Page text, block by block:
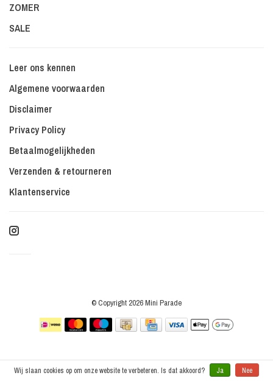
ZOMER
SALE
Leer ons kennen
Algemene voorwaarden
Disclaimer
Privacy Policy
Betaalmogelijkheden
Verzenden & retourneren
Klantenservice
© Copyright 2026 Mini Parade
Wij slaan cookies op om onze website te verbeteren. Is dat akkoord? Ja
Nee